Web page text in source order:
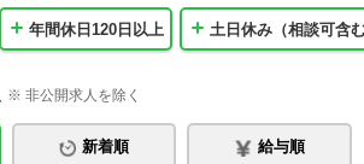
年間休日120日以上 土日休み（相談可含
※ 非公開求人を除く
新着順 給与順